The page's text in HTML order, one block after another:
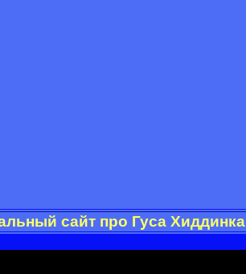
сайт про Гуса